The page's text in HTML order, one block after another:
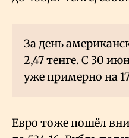
За день
2,47 тенге. С 30
уже примерно на
Евро тоже пошёл